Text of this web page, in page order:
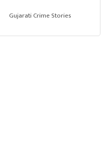
Gujarati Crime Stories